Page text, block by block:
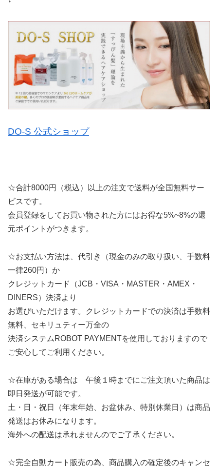
DO-S 公式ショップ
☆合計8000円（税込）以上の注文で送料が全国無料サー
ビスです。
会員登録をしてお買い物された方にはお得な5%~8%の還
元ポイントがつきます。
☆お支払い方法は、代引き（現金のみの取り扱い、手数料
一律260円）か
クレジットカード（JCB・VISA・MASTER・AMEX・
DINERS）決済より
お選びいただけます。クレジットカードでの決済は手数料
無料、セキリュティー万全の
決済システムROBOT PAYMENTを使用しておりますので
ご安心してご利用ください。
☆在庫がある場合は 午後１時までにご注文頂いた商品は
即日発送が可能です。
土・日・祝日（年末年始、お盆休み、特別休業日）は商品
発送はお休みになります。
海外への配送は承れませんのでご了承ください。
☆完全自動カート販売の為、商品購入の確定後のキャンセ